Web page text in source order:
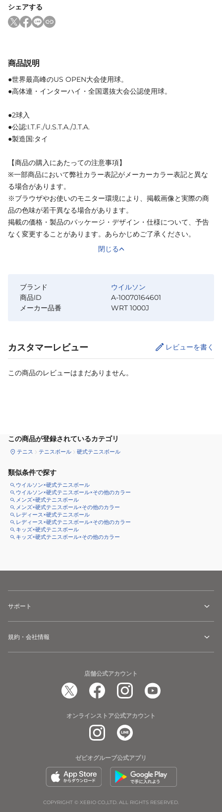
シェアする
商品説明
●世界最高峰のUS OPEN大会使用球。
●高体連・インターハイ・全国選抜大会公認使用球。
●2球入
●公認:I.T.F./U.S.T.A./J.T.A.
●製造国:タイ
【商品の購入にあたっての注意事項】
※一部商品において弊社カラー表記がメーカーカラー表記と異な
る場合があります。
※ブラウザやお使いのモニター環境により、掲載画像と実際の商
品の色味が若干異なる場合があります。
掲載の価格・製品のパッケージ・デザイン・仕様について、予告
なく変更することがあります。あらかじめご了承ください。
閉じる
ブランド
ウイルソン
商品ID
A-10070164601
メーカー品番
WRT 1000J
カスタマーレビュー レビューを書く
この商品のレビューはまだありません。
この商品が登録されているカテゴリ
テニス テニスボール 硬式テニスボール
類似条件で探す
ウイルソン×硬式テニスボール
ウイルソン×硬式テニスボール×その他のカラー
メンズ×硬式テニスボール
メンズ×硬式テニスボール×その他のカラー
レディース×硬式テニスボール
レディース×硬式テニスボール×その他のカラー
キッズ×硬式テニスボール
キッズ×硬式テニスボール×その他のカラー
サポート
規約・会社情報
店舗公式アカウント
オンラインストア公式アカウント
ゼビオグループ公式アプリ
COPYRIGHT © XEBIO CO.,LTD. ALL RIGHTS RESERVED.